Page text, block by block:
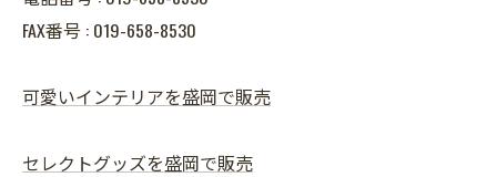
FAX番号 : 019-658-8530
可愛いインテリアを盛岡で販売
セレクトグッズを盛岡で販売